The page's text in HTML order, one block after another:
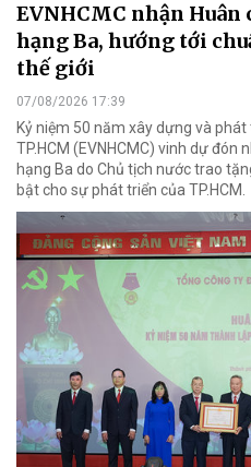
EVNHCMC nhận
hạng Ba, hướng tới
thế giới
07/08/2026 17:39
Kỷ niệm 50 năm xây dựng và
TP.HCM (EVNHCMC) vinh dự đón
hạng Ba do Chủ tịch nước trao
bật cho sự phát triển của TP.HCM.